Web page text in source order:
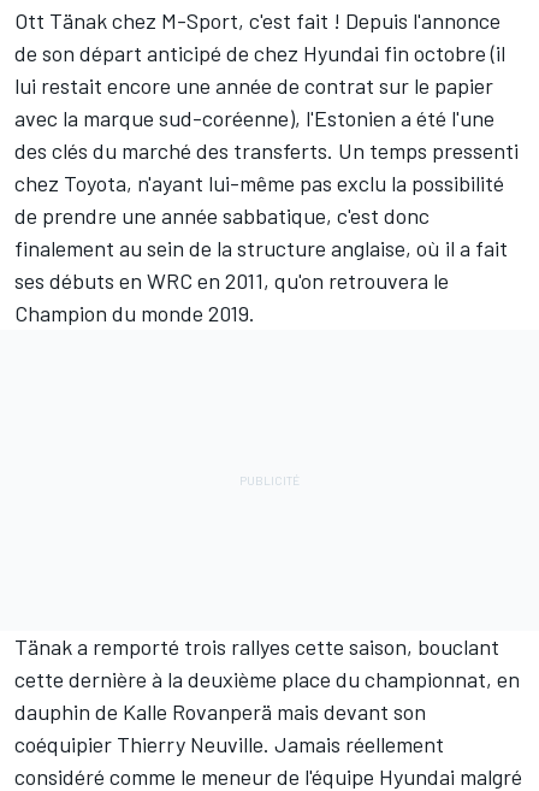
Ott Tänakchez M-Sport, c'est fait ! Depuis l'annonce
de son départ anticipé de chez Hyundai fin octobre (il
lui restait encore une année de contrat sur le papier
avec la marque sud-coréenne), l'Estonien a été l'une
des clés du marché des transferts. Un temps pressenti
chez Toyota, n'ayant lui-même pas exclu la possibilité
de prendre une année sabbatique, c'est donc
finalement au sein de la structure anglaise, où il a fait
ses débuts en WRC en 2011, qu'on retrouvera le
Champion du monde 2019.
Tänak a remporté trois rallyes cette saison, bouclant
cette dernière à la deuxième place du championnat, en
dauphin de Kalle Rovanperä mais devant son
coéquipier Thierry Neuville. Jamais réellement
considéré comme le meneur de l'équipe Hyundai malgré